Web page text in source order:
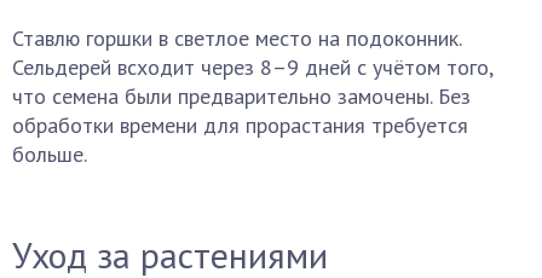
Ставлю горшки в светлое место на подоконник.
Сельдерей всходит через 8–9 дней с учётом того,
что семена были предварительно замочены. Без
обработки времени для прорастания требуется
больше.
Уход за растениями